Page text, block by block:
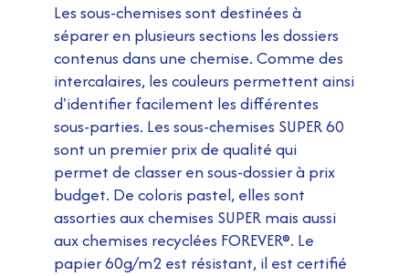
Les sous-chemises sont destinées à
séparer en plusieurs sections les dossiers
contenus dans une chemise. Comme des
intercalaires, les couleurs permettent ainsi
d'identifier facilement les différentes
sous-parties. Les sous-chemises SUPER 60
sont un premier prix de qualité qui
permet de classer en sous-dossier à prix
budget. De coloris pastel, elles sont
assorties aux chemises SUPER mais aussi
aux chemises recyclées FOREVER®. Le
papier 60g/m2 est résistant, il est certifié